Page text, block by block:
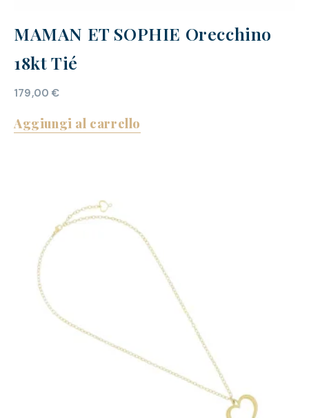
MAMAN ET SOPHIE Orecchino
18kt Tié
179,00€
Aggiungi al carrello